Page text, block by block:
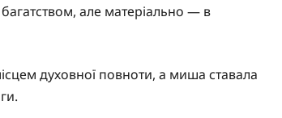
але матеріально — в
духовної повноти, а миша ставала